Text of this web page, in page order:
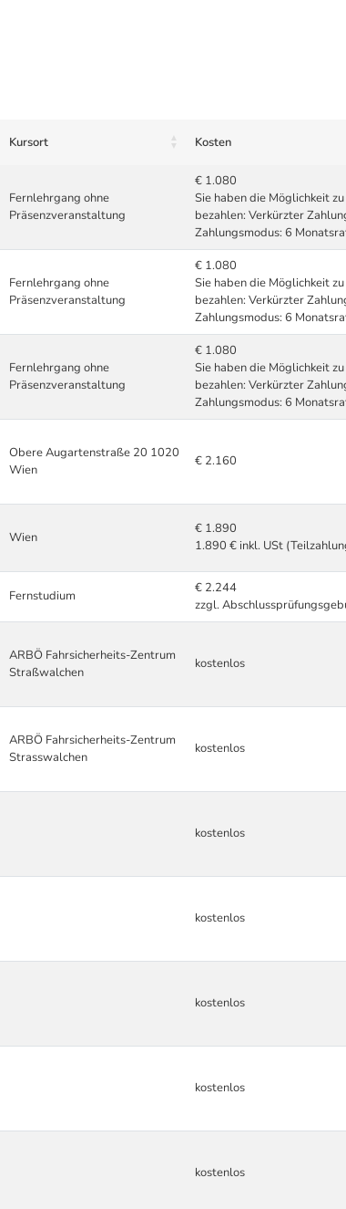
Kursort Kosten
Fernlehrgang ohne
Präsenzveranstaltung
€ 1.080
Sie haben die Möglichkeit
bezahlen: Verkürzter
Zahlungsmodus: 6
Fernlehrgang ohne
Präsenzveranstaltung
€ 1.080
Sie haben die Möglichkeit
bezahlen: Verkürzter
Zahlungsmodus: 6
Fernlehrgang ohne
Präsenzveranstaltung
€ 1.080
Sie haben die Möglichkeit
bezahlen: Verkürzter
Zahlungsmodus: 6
Obere Augartenstraße 20 1020
Wien
€ 2.160
Wien
€ 1.890
1.890 € inkl. USt
Fernstudium
€ 2.244
zzgl.
ARBÖ Fahrsicherheits-Zentrum
Straßwalchen
kostenlos
ARBÖ Fahrsicherheits-Zentrum
Strasswalchen
kostenlos
kostenlos
kostenlos
kostenlos
kostenlos
kostenlos